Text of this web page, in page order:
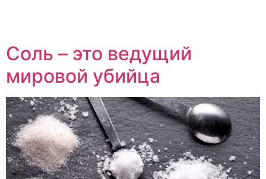
Соль – это ведущий
мировой убийца